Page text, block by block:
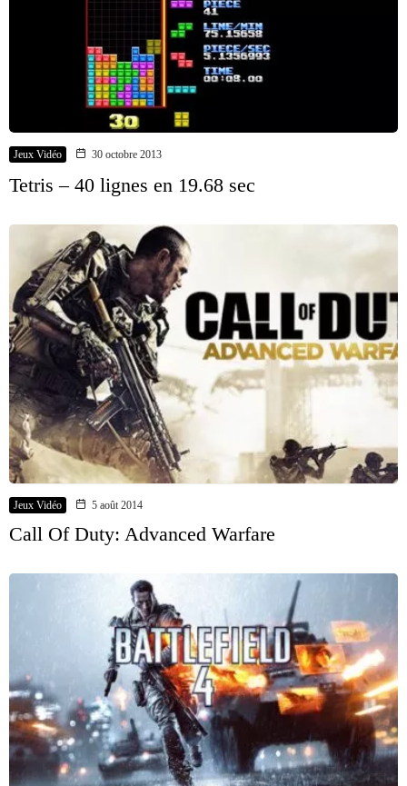
Jeux Vidéo 30 octobre 2013
Tetris – 40 lignes en 19.68 sec
Jeux Vidéo 5 août 2014
Call Of Duty: Advanced Warfare